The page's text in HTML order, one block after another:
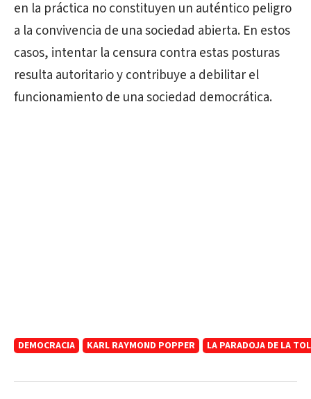
en la práctica no constituyen un auténtico peligro
a la convivencia de una sociedad abierta. En estos
casos, intentar la censura contra estas posturas
resulta autoritario y contribuye a debilitar el
funcionamiento de una sociedad democrática.
DEMOCRACIA KARL RAYMOND POPPER LA PARADOJA DE LA